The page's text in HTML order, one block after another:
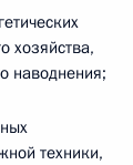
хозяйства,
наводнения;
техники,